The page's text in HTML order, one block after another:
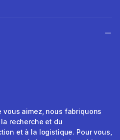
vous aimez, nous fabriquons
recherche et du
et à la logistique. Pour vous,